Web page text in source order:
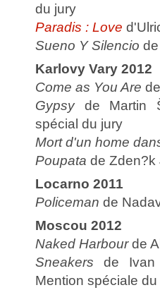
du jury
Paradis : Love
Sueno Y Silencio
Karlovy Vary 2012
Come as You Are
Gypsyde Martin
spécial du jury
Mort d'un home
Poupata de Zden?k
Locarno 2011
Policeman de
Moscou 2012
Naked Harbourde
Sneakers de Ivan
Mention spéciale du